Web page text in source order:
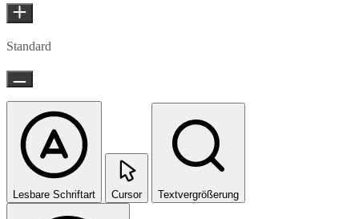
Standard
Lesbare Schriftart Cursor Textvergrößerung